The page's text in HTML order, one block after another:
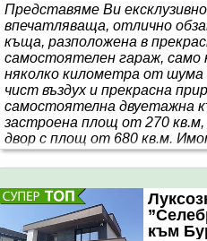
Представяме Ви
впечатляваща, отлично
къща, разположена в
самостоятелен гараж,
няколко километра от шума
чист въздух и прекрасна
самостоятелна двуетажна
застроена площ от 270
двор с площ от 680 кв.м.
стилна визия и
разпределението отговаря
съвременния начин на
комфорт, уют и приятн..
към